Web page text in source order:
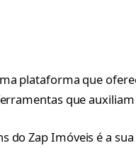
plataforma que
que
do Zap Imóveis é a